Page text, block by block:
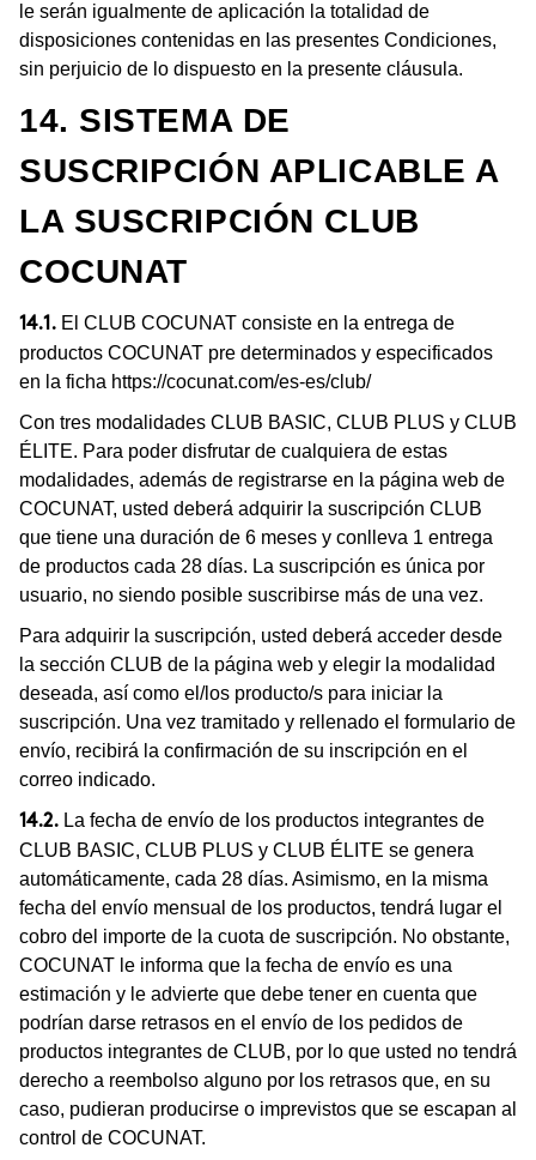
le serán igualmente de aplicación la totalidad de
disposiciones contenidas en las presentes Condiciones,
sin perjuicio de lo dispuesto en la presente cláusula.
14. SISTEMA DE
SUSCRIPCIÓN APLICABLE A
LA SUSCRIPCIÓN CLUB
COCUNAT
14.1. El CLUB COCUNAT consiste en la entrega de
productos COCUNAT pre determinados y especificados
en la ficha https://cocunat.com/es-es/club/
Con tres modalidades CLUB BASIC, CLUB PLUS y CLUB
ÉLITE. Para poder disfrutar de cualquiera de estas
modalidades, además de registrarse en la página web de
COCUNAT, usted deberá adquirir la suscripción CLUB
que tiene una duración de 6 meses y conlleva 1 entrega
de productos cada 28 días. La suscripción es única por
usuario, no siendo posible suscribirse más de una vez.
Para adquirir la suscripción, usted deberá acceder desde
la sección CLUB de la página web y elegir la modalidad
deseada, así como el/los producto/s para iniciar la
suscripción. Una vez tramitado y rellenado el formulario de
envío, recibirá la confirmación de su inscripción en el
correo indicado.
14.2. La fecha de envío de los productos integrantes de
CLUB BASIC, CLUB PLUS y CLUB ÉLITE se genera
automáticamente, cada 28 días. Asimismo, en la misma
fecha del envío mensual de los productos, tendrá lugar el
cobro del importe de la cuota de suscripción. No obstante,
COCUNAT le informa que la fecha de envío es una
estimación y le advierte que debe tener en cuenta que
podrían darse retrasos en el envío de los pedidos de
productos integrantes de CLUB, por lo que usted no tendrá
derecho a reembolso alguno por los retrasos que, en su
caso, pudieran producirse o imprevistos que se escapan al
control de COCUNAT.